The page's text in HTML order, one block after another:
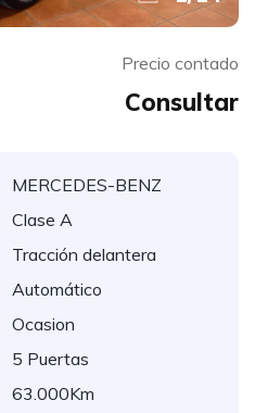
Precio contado
Consultar
MERCEDES-BENZ
Clase A
Tracción delantera
Automático
Ocasion
5 Puertas
63.000Km